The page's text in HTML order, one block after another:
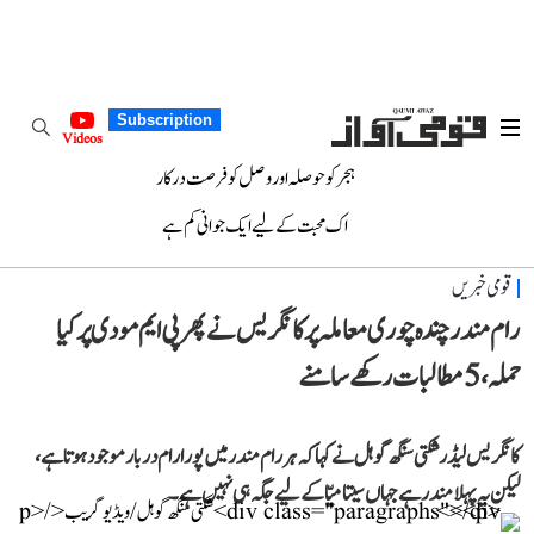
Subscription
Videos
ہجر کو حوصلہ اور وصل کو فرصت درکار
اک محبت کے لیے ایک جوانی کم ہے
قومی خبریں
رام مندر چندہ چوری معاملہ پر کانگریس نے پھر پی ایم مودی پر کیا
حملہ، 5 مطالبات رکھے سامنے
کانگریس لیڈر شکتی سنگھ گوہل نے کہا کہ ہر رام مندر میں پورا رام دربار موجود ہوتا ہے،
لیکن یہ پہلا مندر ہے جہاں سیتا میّا کے لیے جگہ ہی نہیں ہے۔